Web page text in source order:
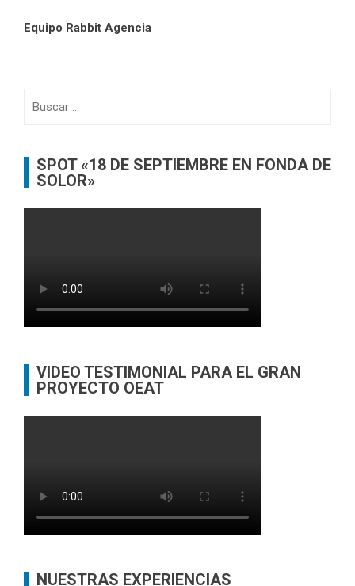
Equipo Rabbit Agencia
SPOT «18 DE SEPTIEMBRE EN FONDA DE
SOLOR»
VIDEO TESTIMONIAL PARA EL GRAN
PROYECTO OEAT
NUESTRAS EXPERIENCIAS